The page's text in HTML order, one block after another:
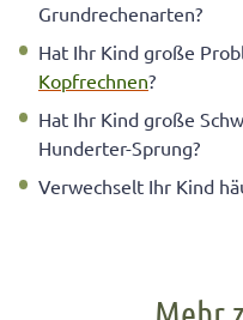
Hat Ihr Kind große
Kopfrechnen?
Hat Ihr Kind große
Hunderter-
Verwechselt Ihr Kind